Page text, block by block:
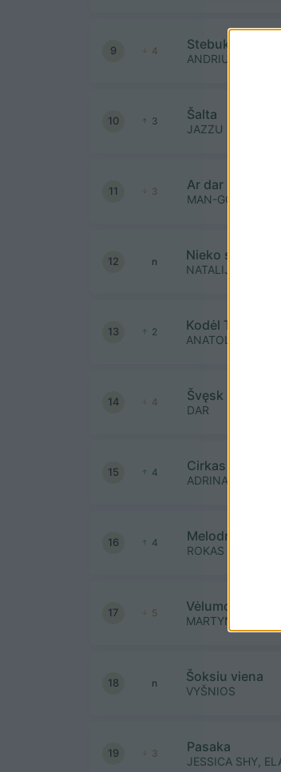
9 4 Stebuklai
ANDRIUS
10 3 Šalta
JAZZU
11 3 Ar dar mane
MAN-GO feat.
12 n Nieko sau
NATALIJA BUNKE
13 2 Kodėl Tu Išėjai
ANATOLIJUS
14 4 Švęsk kartu
DAR
15 4 Cirkas
ADRINA
16 4 Melodramos
ROKAS YAN ir
17 5 Vėlumoj
MARTYNAS
18 n Šoksiu viena
VYŠNIOS
19 3 Pasaka
JESSICA SHY,